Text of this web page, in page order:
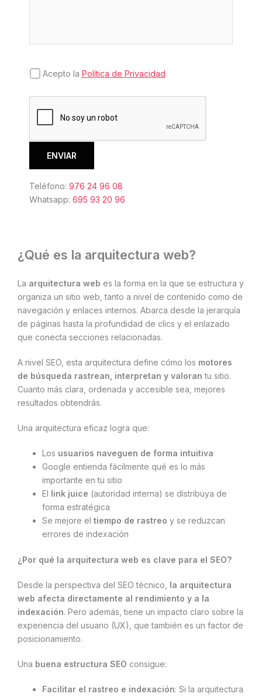
Acepto la Política de Privacidad.
Teléfono: 976 24 96 08
Whatsapp: 695 93 20 96
¿Qué es la arquitectura web?
La arquitectura web es la forma en la que se estructura y
organiza un sitio web, tanto a nivel de contenido como de
navegación y enlaces internos. Abarca desde la jerarquía
de páginas hasta la profundidad de clics y el enlazado
que conecta secciones relacionadas.
A nivel SEO, esta arquitectura define cómo los motores
de búsqueda rastrean, interpretan y valoran tu sitio.
Cuanto más clara, ordenada y accesible sea, mejores
resultados obtendrás.
Una arquitectura eficaz logra que:
Los usuarios naveguen de forma intuitiva
Google entienda fácilmente qué es lo más
importante en tu sitio
El link juice (autoridad interna) se distribuya de
forma estratégica
Se mejore el tiempo de rastreo y se reduzcan
errores de indexación
¿Por qué la arquitectura web es clave para el SEO?
Desde la perspectiva del SEO técnico, la arquitectura
web afecta directamente al rendimiento y a la
indexación. Pero además, tiene un impacto claro sobre la
experiencia del usuario (UX), que también es un factor de
posicionamiento.
Una buena estructura SEO consigue:
Facilitar el rastreo e indexación: Si la arquitectura